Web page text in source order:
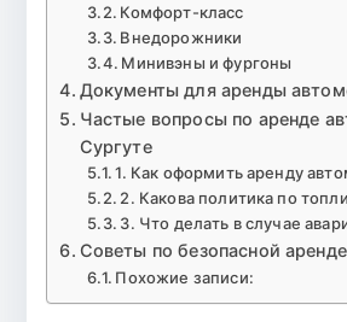
Комфорт-класс
Внедорожники
Минивэны и фургоны
Документы для аренды
Частые вопросы по аренде
Сургуте
1. Как оформить аренду
2. Какова политика по
3. Что делать в случае
Советы по безопасной
Похожие записи: